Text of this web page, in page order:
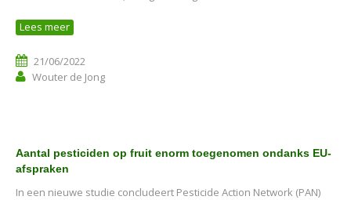
Lees meer
21/06/2022
Wouter de Jong
Aantal pesticiden op fruit enorm toegenomen ondanks EU-
afspraken
In een nieuwe studie concludeert Pesticide Action Network (PAN)